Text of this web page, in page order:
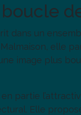
dans un
elle
image plus
partie
Elle